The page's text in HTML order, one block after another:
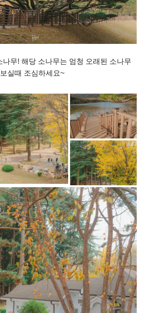
무! 해당 소나무는 엄청 오래된 소나무
실때 조심하세요~